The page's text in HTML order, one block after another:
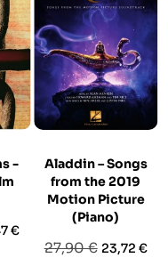
-
€
Aladdin – Songs
from the 2019
Motion Picture
(Piano)
Prezzo
27,90 € Prezzo
23,72 €